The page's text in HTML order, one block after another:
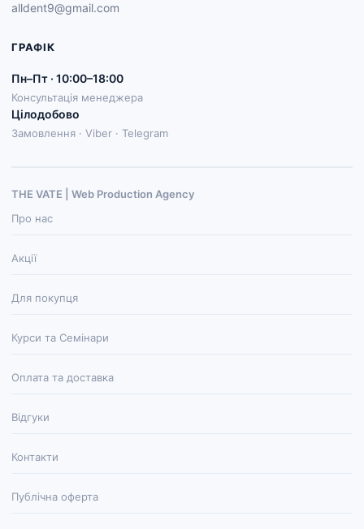
alldent9@gmail.com
ГРАФІК
Пн–Пт · 10:00–18:00
Консультація менеджера
Цілодобово
Замовлення · Viber · Telegram
THE VATE | Web Production Agenсy
Про нас
Акції
Для покупця
Курси та Семінари
Оплата та доставка
Відгуки
Контакти
Публічна оферта